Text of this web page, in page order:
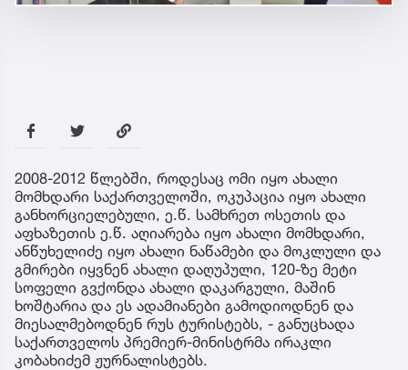
2008-2012 წლებში, როდესაც ომი იყო ახალი
მომხდარი საქართველოში, ოკუპაცია იყო ახალი
განხორციელებული, ე.წ. სამხრეთ ოსეთის და
აფხაზეთის ე.წ. აღიარება იყო ახალი მომხდარი,
ანწუხელიძე იყო ახალი ნაწამები და მოკლული და
გმირები იყვნენ ახალი დაღუპული, 120-ზე მეტი
სოფელი გვქონდა ახალი დაკარგული, მაშინ
ხოშტარია და ეს ადამიანები გამოდიოდნენ და
მიესალმებოდნენ რუს ტურისტებს, - განუცხადა
საქართველოს პრემიერ-მინისტრმა ირაკლი
კობახიძემ ჟურნალისტებს.